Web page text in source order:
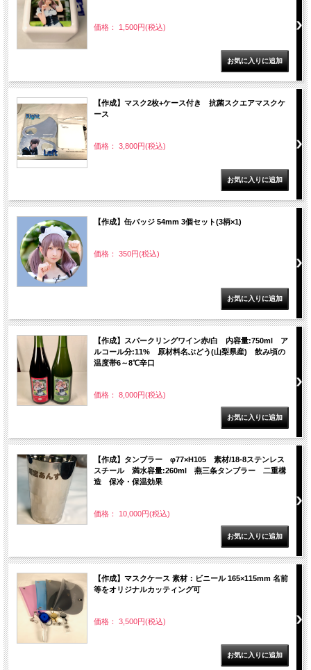
価格： 1,500円(税込)
【作成】マスク2枚+ケース付き 抗菌スクエアマスクケ
ース
価格： 3,800円(税込)
【作成】缶バッジ 54mm 3個セット(3柄×1)
価格： 350円(税込)
【作成】スパークリングワイン赤/白 内容量:750ml ア
ルコール分:11% 原材料名ぶどう(山梨県産) 飲み頃の
温度帯6～8℃辛口
価格： 8,000円(税込)
【作成】タンブラー φ77×H105 素材/18-8ステンレス
スチール 満水容量:260ml 燕三条タンブラー 二重構
造 保冷・保温効果
価格： 10,000円(税込)
【作成】マスクケース 素材：ビニール 165×115mm 名前
等をオリジナルカッティング可
価格： 3,500円(税込)